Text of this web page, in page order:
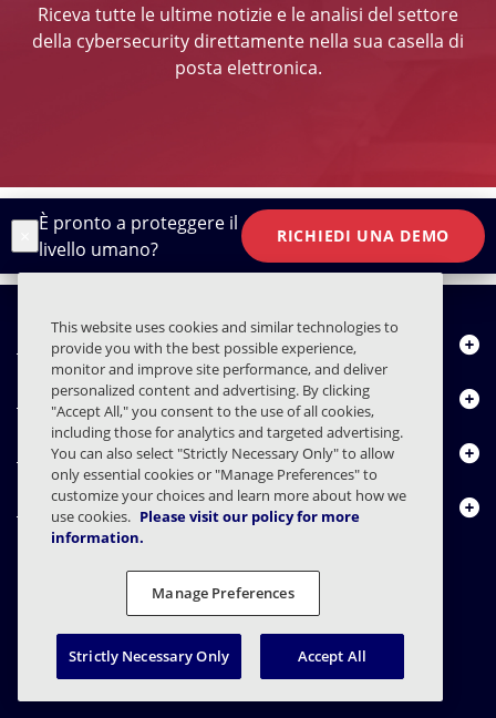
Riceva tutte le ultime notizie e le analisi del settore
della cybersecurity direttamente nella sua casella di
posta elettronica.
È pronto a proteggere il
livello umano?
RICHIEDI UNA DEMO
Chi siamo
Prodotti
Centro risorse
Contattaci
Informativa sulla privacy Note legali
Preferenze sulla privacy
Divulgazione responsabile
© 2003 - 2026 Mimecast Services Limited
This website uses cookies and similar technologies to
provide you with the best possible experience,
monitor and improve site performance, and deliver
personalized content and advertising. By clicking
"Accept All," you consent to the use of all cookies,
including those for analytics and targeted advertising.
You can also select "Strictly Necessary Only" to allow
only essential cookies or "Manage Preferences" to
customize your choices and learn more about how we
use cookies. Please visit our policy for more
information.
Manage Preferences
Strictly Necessary Only Accept All